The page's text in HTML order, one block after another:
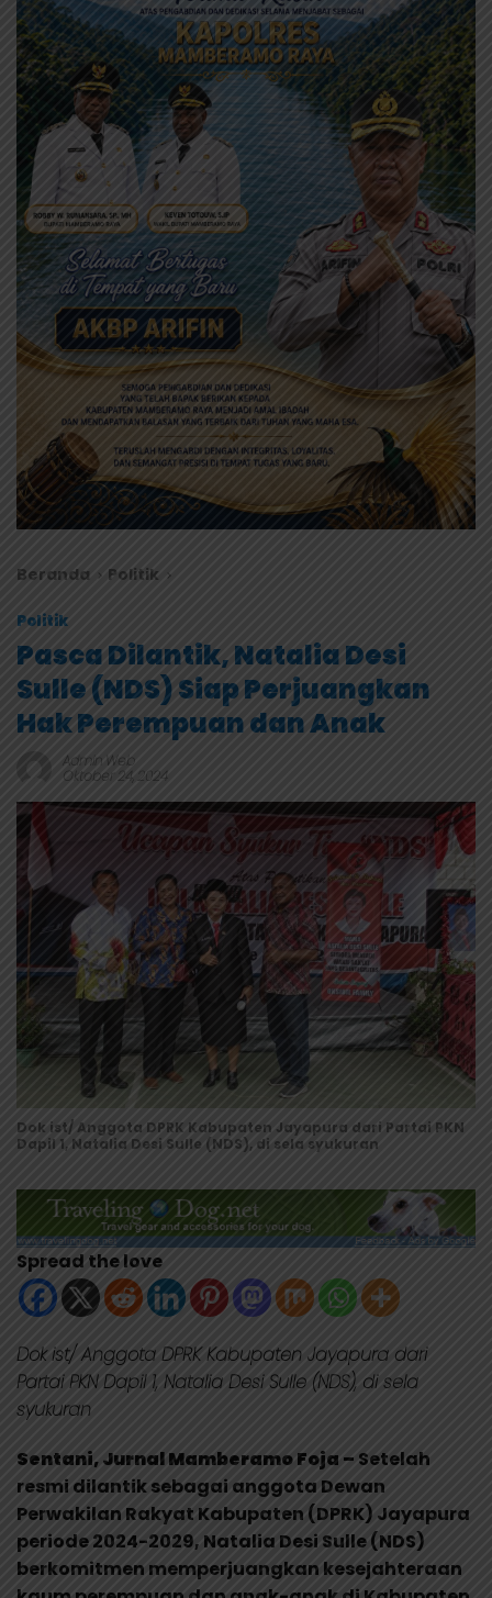
Beranda Politik
Politik
Pasca Dilantik, Natalia Desi
Sulle (NDS) Siap Perjuangkan
Hak Perempuan dan Anak
Admin Web
Oktober 24, 2024
Dok ist/ Anggota DPRK Kabupaten Jayapura dari Partai PKN
Dapil 1, Natalia Desi Sulle (NDS), di sela syukuran
Spread the love
Dok ist/ Anggota DPRK Kabupaten Jayapura dari
Partai PKN Dapil 1, Natalia Desi Sulle (NDS), di sela
syukuran
Sentani, Jurnal Mamberamo Foja – Setelah
resmi dilantik sebagai anggota Dewan
Perwakilan Rakyat Kabupaten (DPRK) Jayapura
periode 2024-2029, Natalia Desi Sulle (NDS)
berkomitmen memperjuangkan kesejahteraan